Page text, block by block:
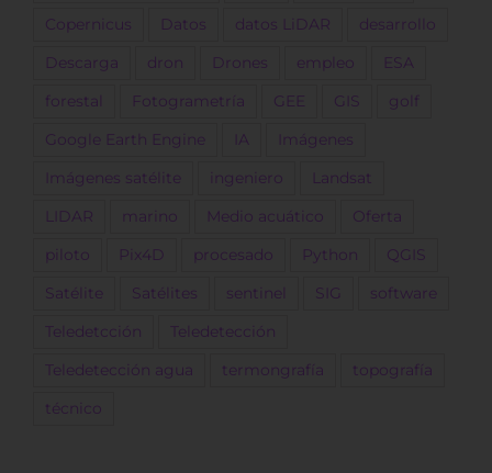
Copernicus Datos datos LiDAR desarrollo
Descarga dron Drones empleo ESA
forestal Fotogrametría GEE GIS golf
Google Earth Engine IA Imágenes
Imágenes satélite ingeniero Landsat
LIDAR marino Medio acuático Oferta
piloto Pix4D procesado Python QGIS
Satélite Satélites sentinel SIG software
Teledetcción Teledetección
Teledetección agua termongrafía topografía
técnico